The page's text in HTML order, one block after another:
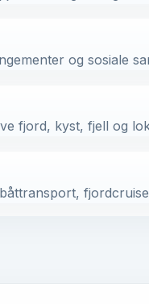
og sosiale
fjord, kyst, fjell og